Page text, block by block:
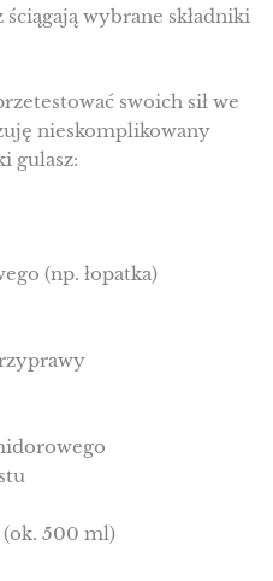
wybrane składniki
swoich sił we
nieskomplikowany
gulasz:
(np. łopatka)
500 ml)